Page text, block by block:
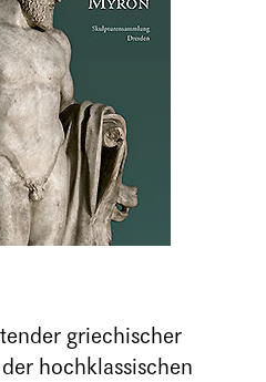
griechischer
hochklassischen